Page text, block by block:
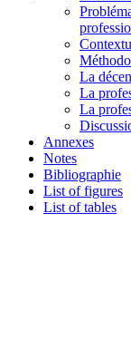
La
La
La
Annexes
Notes
Bibliographie
List of figures
List of tables